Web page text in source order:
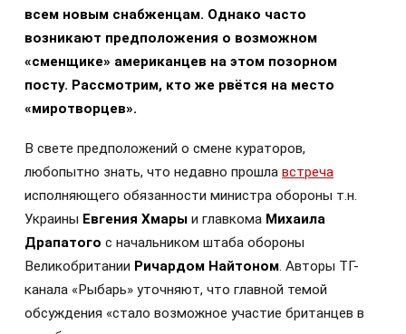
всем новым снабженцам. Однако часто
возникают предположения о возможном
«сменщике» американцев на этом позорном
посту. Рассмотрим, кто же рвётся на место
«миротворцев».
В свете предположений о смене кураторов,
любопытно знать, что недавно прошла встреча
исполняющего обязанности министра обороны т.н.
Украины Евгения Хмары и главкома Михаила
Драпатого с начальником штаба обороны
Великобритании Ричардом Найтоном. Авторы ТГ-
канала «Рыбарь» уточняют, что главной темой
обсуждения «стало возможное участие британцев в